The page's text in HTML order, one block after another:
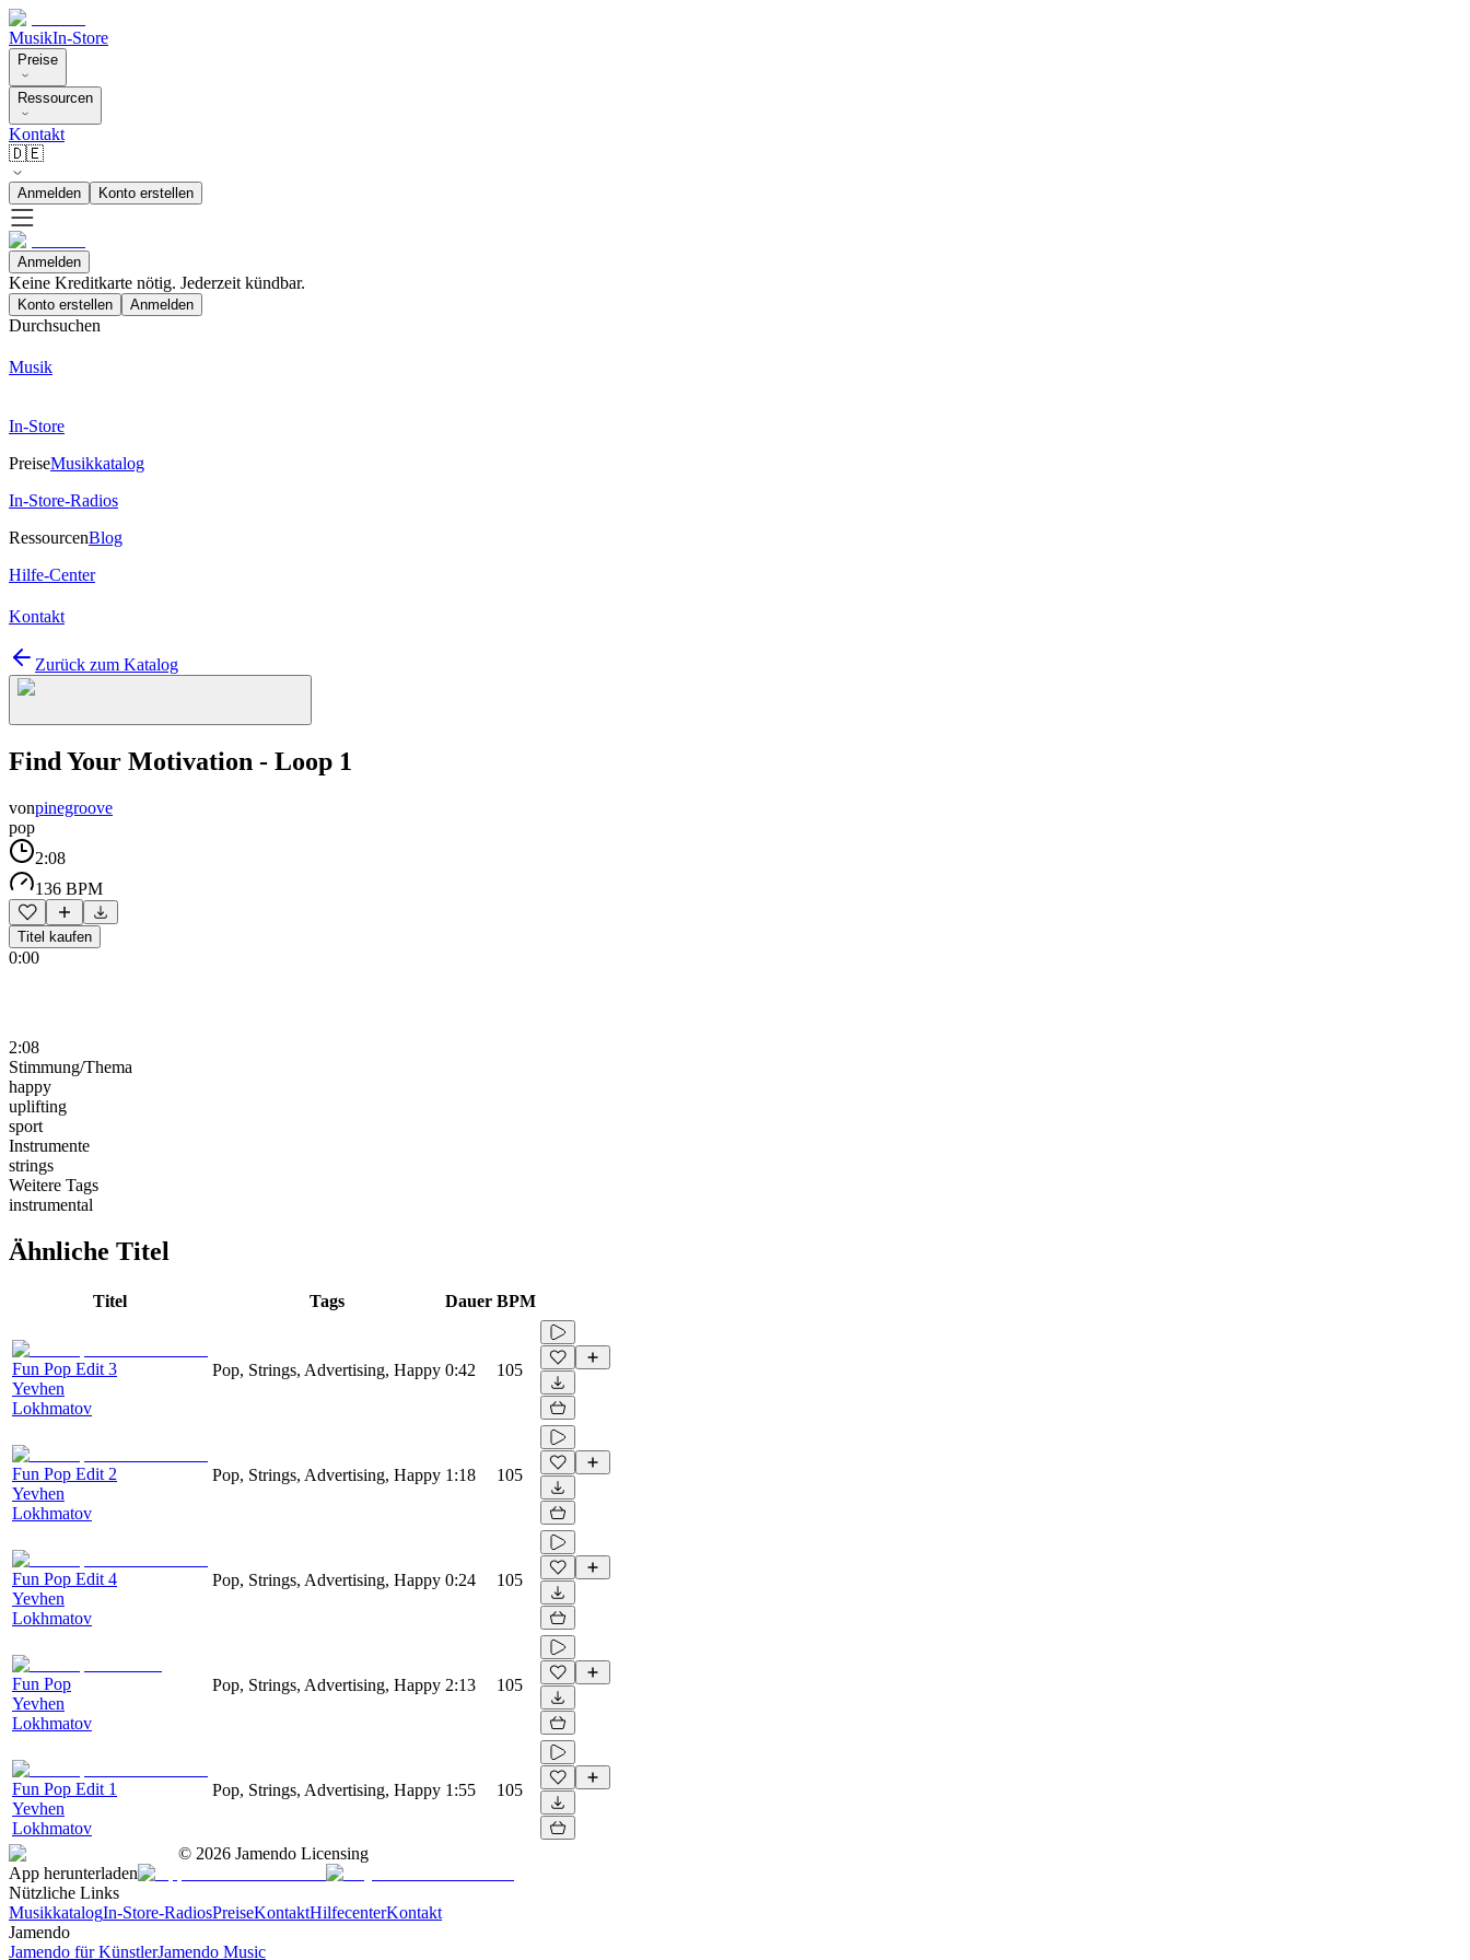
MusikIn-Store
Preise
Ressourcen
Kontakt
🇩🇪
Anmelden Konto erstellen
Anmelden
Keine Kreditkarte nötig. Jederzeit kündbar.
Konto erstellen Anmelden
Durchsuchen
Musik
In-Store
PreiseMusikkatalog
In-Store-Radios
RessourcenBlog
Hilfe-Center
Kontakt
Zurück zum Katalog
Find Your Motivation - Loop 1
vonpinegroove
pop
2:08
136 BPM
Titel kaufen
0:00
2:08
Stimmung/Thema
happy
uplifting
sport
Instrumente
strings
Weitere Tags
instrumental
Ähnliche Titel
Titel Tags Dauer BPM
Fun Pop Edit 3
Yevhen
Lokhmatov
Pop, Strings, Advertising, Happy 0:42 105
Fun Pop Edit 2
Yevhen
Lokhmatov
Pop, Strings, Advertising, Happy 1:18 105
Fun Pop Edit 4
Yevhen
Lokhmatov
Pop, Strings, Advertising, Happy 0:24 105
Fun Pop
Yevhen
Lokhmatov
Pop, Strings, Advertising, Happy 2:13 105
Fun Pop Edit 1
Yevhen
Lokhmatov
Pop, Strings, Advertising, Happy 1:55 105
© 2026 Jamendo Licensing
App herunterladen
Nützliche Links
MusikkatalogIn-Store-RadiosPreiseKontaktHilfecenterKontakt
Jamendo
Jamendo für KünstlerJamendo Music